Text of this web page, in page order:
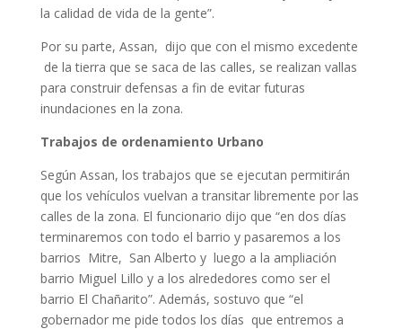
la calidad de vida de la gente”.
Por su parte, Assan, dijo que con el mismo excedente
de la tierra que se saca de las calles, se realizan vallas
para construir defensas a fin de evitar futuras
inundaciones en la zona.
Trabajos de ordenamiento Urbano
Según Assan, los trabajos que se ejecutan permitirán
que los vehículos vuelvan a transitar libremente por las
calles de la zona. El funcionario dijo que “en dos días
terminaremos con todo el barrio y pasaremos a los
barrios Mitre, San Alberto y luego a la ampliación
barrio Miguel Lillo y a los alrededores como ser el
barrio El Chañarito”. Además, sostuvo que “el
gobernador me pide todos los días que entremos a